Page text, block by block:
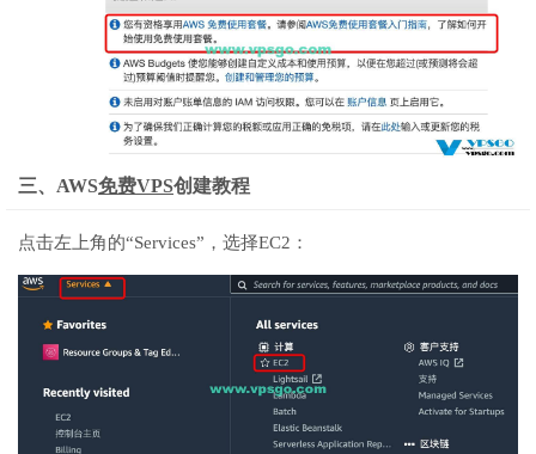
三、AWS免费VPS创建教程
点击左上角的“Services”，选择EC2：